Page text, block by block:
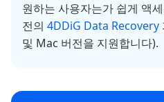
원하는 사용자는가 쉽게 액
전의 4DDiG Data Recovery
및 Mac 버전을 지원합니다).